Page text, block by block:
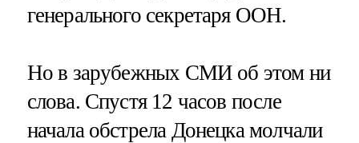
генерального секретаря ООН.
Но в зарубежных СМИ об этом ни
слова. Спустя 12 часов после
начала обстрела Донецка молчали